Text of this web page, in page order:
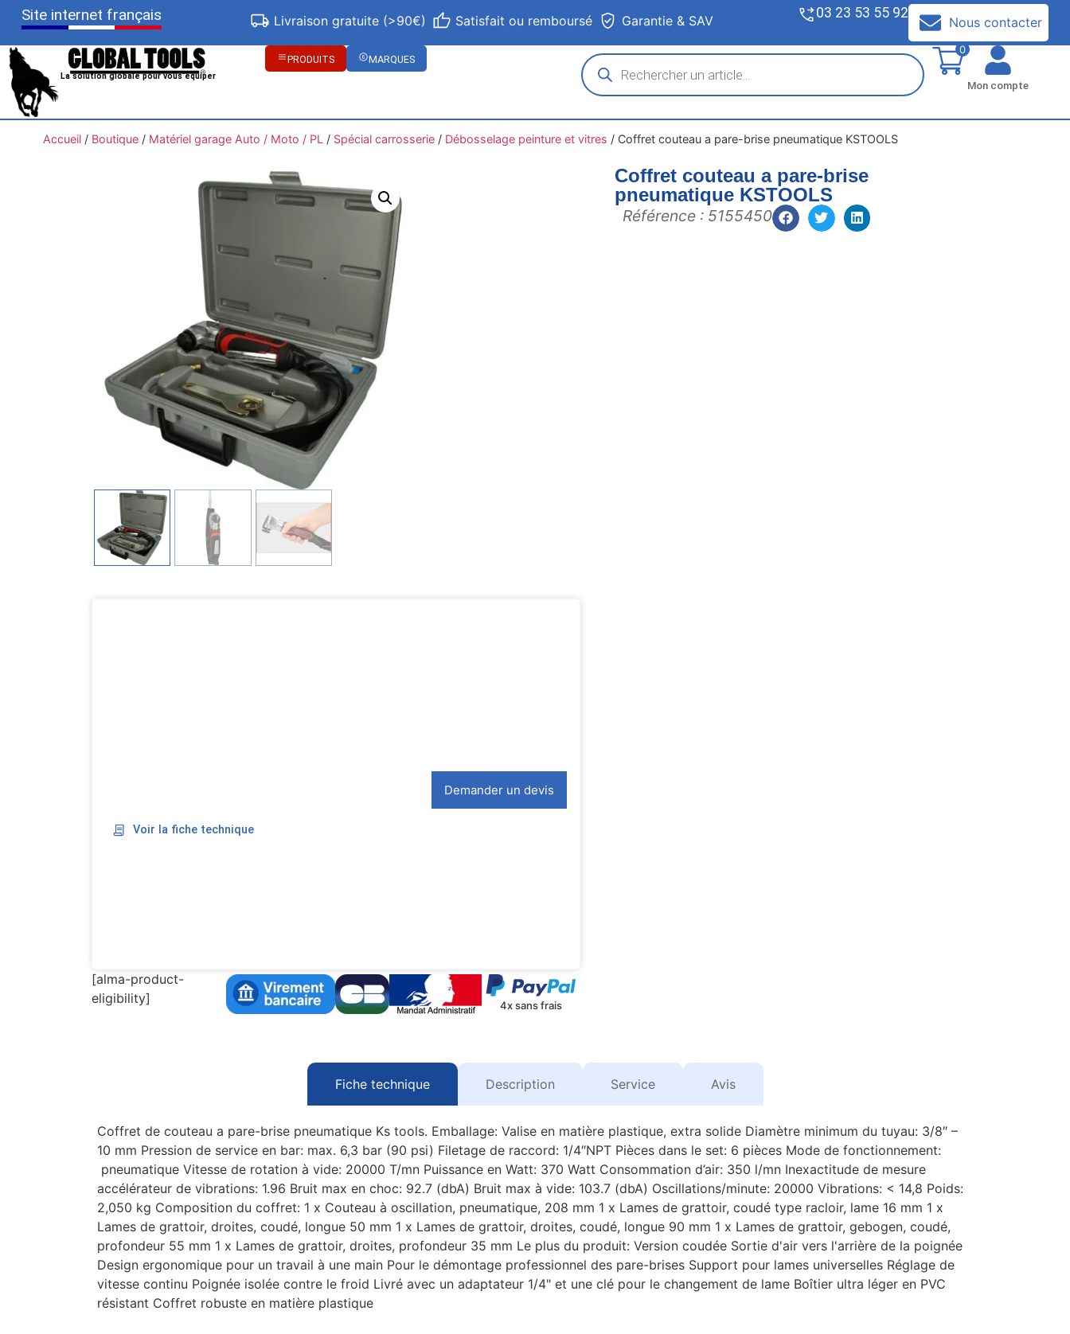
Site internet français Livraison gratuite (>90€) Satisfait ou remboursé Garantie & SAV 03 23 53 55 92
Nous contacter
La solution globale pour vous équiper
PRODUITS MARQUES
0
Mon compte
Accueil/ Boutique/ Matériel garage Auto / Moto / PL / Spécial carrosserie/ Débosselage peinture et vitres / Coffret couteau a pare-brise pneumatique KSTOOLS
Coffret couteau a pare-brise
pneumatique KSTOOLS
Référence : 5155450
Demander un devis
Voir la fiche technique
[alma-product-
eligibility]
4x sans frais
Fiche technique Description Service Avis
Coffret de couteau a pare-brise pneumatique Ks tools. Emballage: Valise en matière plastique, extra solide Diamètre minimum du tuyau: 3/8″ –
10 mm Pression de service en bar: max. 6,3 bar (90 psi) Filetage de raccord: 1/4″NPT Pièces dans le set: 6 pièces Mode de fonctionnement:
pneumatique Vitesse de rotation à vide: 20000 T/mn Puissance en Watt: 370 Watt Consommation d’air: 350 l/mn Inexactitude de mesure
accélérateur de vibrations: 1.96 Bruit max en choc: 92.7 (dbA) Bruit max à vide: 103.7 (dbA) Oscillations/minute: 20000 Vibrations: < 14,8 Poids:
2,050 kg Composition du coffret: 1 x Couteau à oscillation, pneumatique, 208 mm 1 x Lames de grattoir, coudé type racloir, lame 16 mm 1 x
Lames de grattoir, droites, coudé, longue 50 mm 1 x Lames de grattoir, droites, coudé, longue 90 mm 1 x Lames de grattoir, gebogen, coudé,
profondeur 55 mm 1 x Lames de grattoir, droites, profondeur 35 mm Le plus du produit: Version coudée Sortie d'air vers l'arrière de la poignée
Design ergonomique pour un travail à une main Pour le démontage professionnel des pare-brises Support pour lames universelles Réglage de
vitesse continu Poignée isolée contre le froid Livré avec un adaptateur 1/4" et une clé pour le changement de lame Boîtier ultra léger en PVC
résistant Coffret robuste en matière plastique